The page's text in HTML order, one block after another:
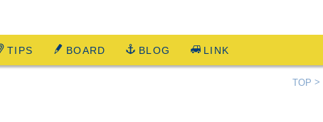
TIPS BOARD BLOG LINK
TOP